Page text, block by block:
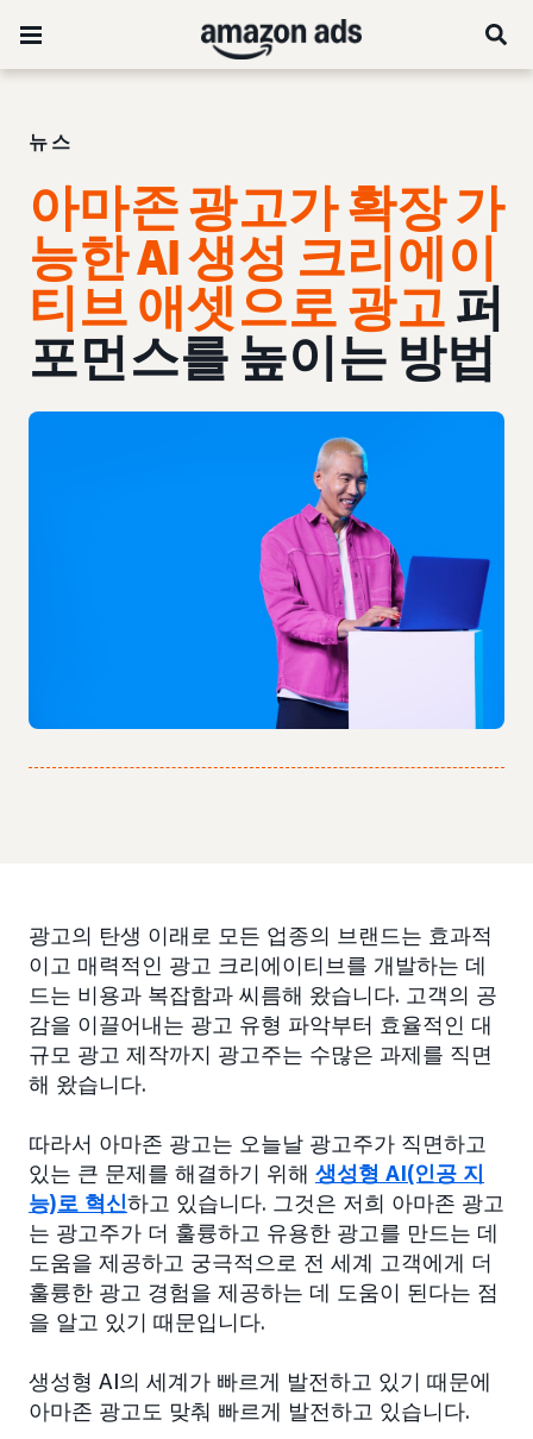
뉴스
아마존 광고가 확장 가
능한 AI 생성 크리에이
티브 애셋으로 광고퍼
포먼스를 높이는 방법
광고의 탄생 이래로 모든 업종의 브랜드는 효과적
이고 매력적인 광고 크리에이티브를 개발하는 데
드는 비용과 복잡함과 씨름해 왔습니다. 고객의 공
감을 이끌어내는 광고 유형 파악부터 효율적인 대
규모 광고 제작까지 광고주는 수많은 과제를 직면
해 왔습니다.
따라서 아마존 광고는 오늘날 광고주가 직면하고
있는 큰 문제를 해결하기 위해 생성형 AI(인공 지
능)로 혁신하고 있습니다. 그것은 저희 아마존 광고
는 광고주가 더 훌륭하고 유용한 광고를 만드는 데
도움을 제공하고 궁극적으로 전 세계 고객에게 더
훌륭한 광고 경험을 제공하는 데 도움이 된다는 점
을 알고 있기 때문입니다.
생성형 AI의 세계가 빠르게 발전하고 있기 때문에
아마존 광고도 맞춰 빠르게 발전하고 있습니다.